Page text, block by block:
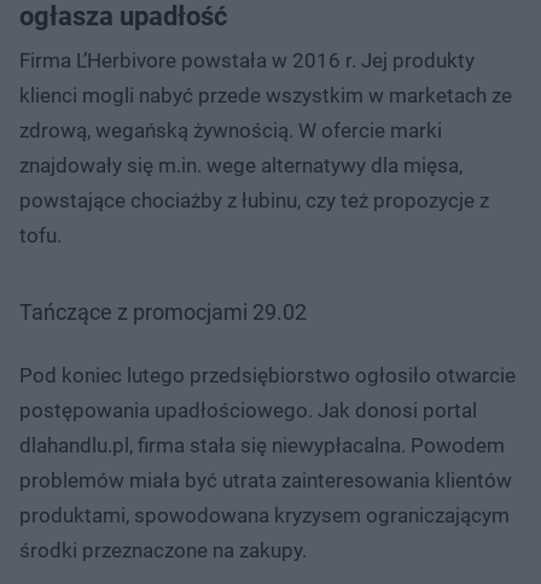
ogłasza upadłość
Firma L’Herbivore powstała w 2016 r. Jej produkty
klienci mogli nabyć przede wszystkim w marketach ze
zdrową, wegańską żywnością. W ofercie marki
znajdowały się m.in. wege alternatywy dla mięsa,
powstające chociażby z łubinu, czy też propozycje z
tofu.
Tańczące z promocjami 29.02
Pod koniec lutego przedsiębiorstwo ogłosiło otwarcie
postępowania upadłościowego. Jak donosi portal
dlahandlu.pl, firma stała się niewypłacalna. Powodem
problemów miała być utrata zainteresowania klientów
produktami, spowodowana kryzysem ograniczającym
środki przeznaczone na zakupy.